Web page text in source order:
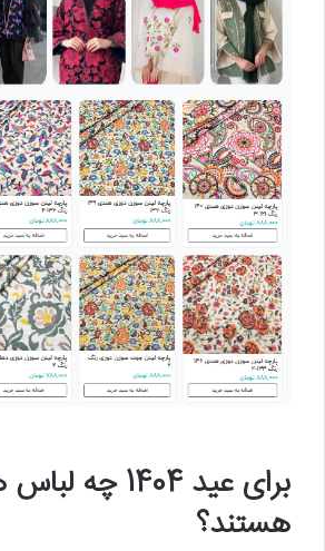
برای عید 1404
هستند؟